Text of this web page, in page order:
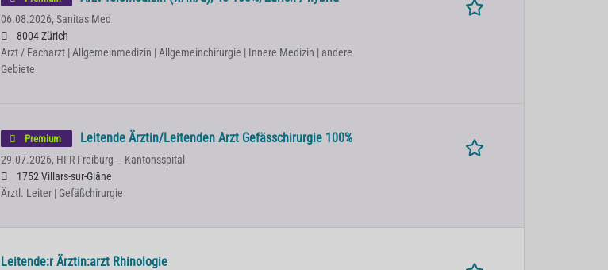
06.08.2026, Sanitas Med
8004 Zürich
Arzt / Facharzt | Allgemeinmedizin | Allgemeinchirurgie | Innere Medizin | andere
Gebiete
Premium Leitende Ärztin/Leitenden Arzt Gefässchirurgie 100%
29.07.2026, HFR Freiburg – Kantonsspital
1752 Villars-sur-Glâne
Ärztl. Leiter | Gefäßchirurgie
Leitende:r Ärztin:arzt Rhinologie